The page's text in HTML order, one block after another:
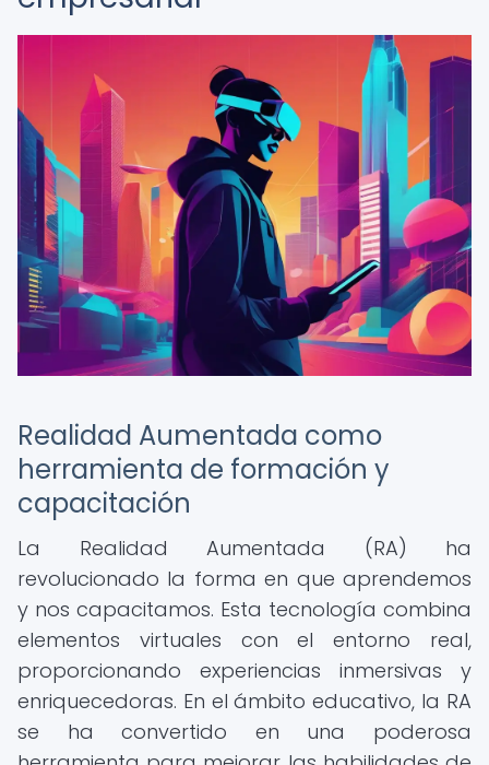
Realidad Aumentada como
herramienta de formación y
capacitación
La Realidad Aumentada (RA) ha
revolucionado la forma en que aprendemos
y nos capacitamos. Esta tecnología combina
elementos virtuales con el entorno real,
proporcionando experiencias inmersivas y
enriquecedoras. En el ámbito educativo, la RA
se ha convertido en una poderosa